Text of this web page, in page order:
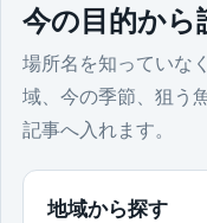
今の目的から
場所名を知っていな
域、今の季節、狙う
記事へ入れます。
地域から探す